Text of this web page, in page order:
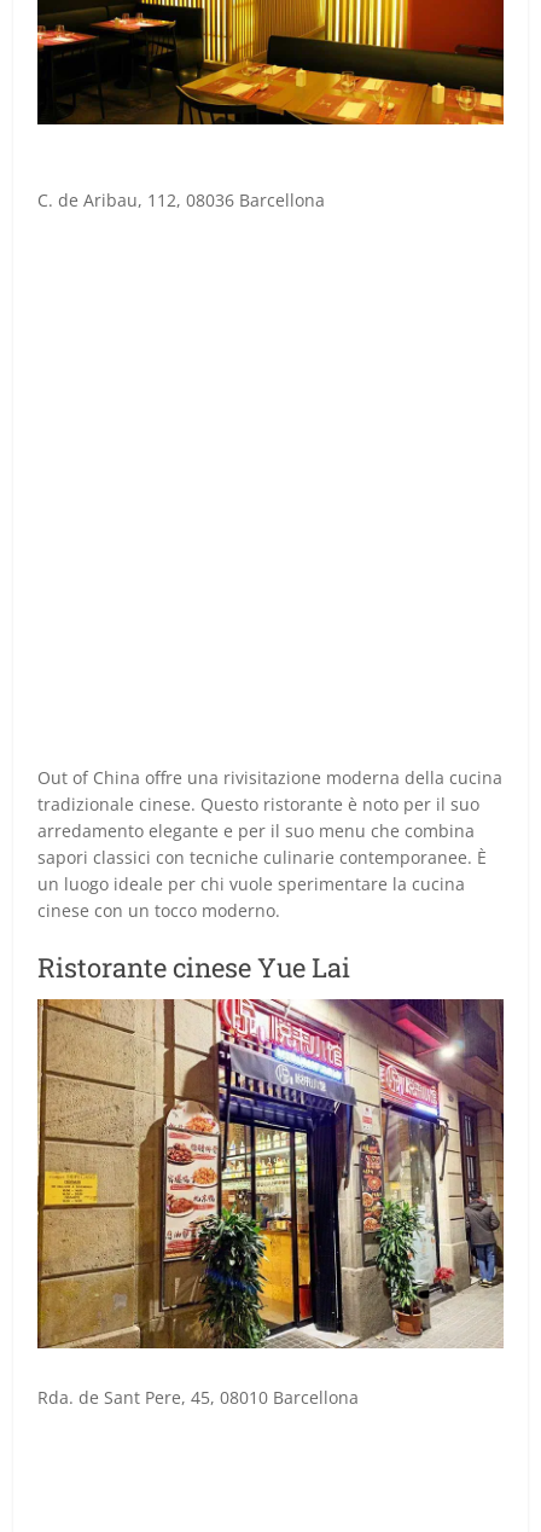
C. de Aribau, 112, 08036 Barcellona
Out of China offre una rivisitazione moderna della cucina
tradizionale cinese. Questo ristorante è noto per il suo
arredamento elegante e per il suo menu che combina
sapori classici con tecniche culinarie contemporanee. È
un luogo ideale per chi vuole sperimentare la cucina
cinese con un tocco moderno.
Ristorante cinese Yue Lai
Rda. de Sant Pere, 45, 08010 Barcellona